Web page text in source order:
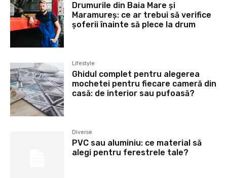
Drumurile din Baia Mare și
Maramureș: ce ar trebui să verifice
șoferii înainte să plece la drum
Lifestyle
Ghidul complet pentru alegerea
mochetei pentru fiecare cameră din
casă: de interior sau pufoasă?
Diverse
PVC sau aluminiu: ce material să
alegi pentru ferestrele tale?